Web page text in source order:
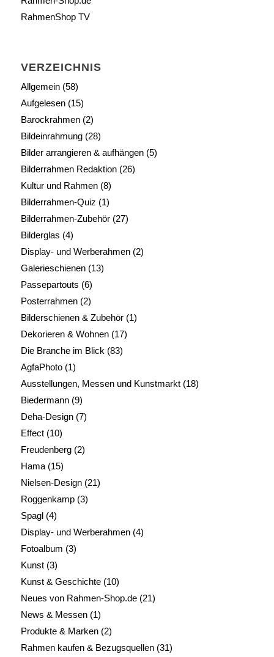
RahmenShop TV
VERZEICHNIS
Allgemein(58)
Aufgelesen(15)
Barockrahmen(2)
Bildeinrahmung(28)
Bilder arrangieren & aufhängen(5)
Bilderrahmen Redaktion(26)
Kultur und Rahmen(8)
Bilderrahmen-Quiz (1)
Bilderrahmen-Zubehör(27)
Bilderglas (4)
Display- und Werberahmen(2)
Galerieschienen(13)
Passepartouts (6)
Posterrahmen(2)
Bilderschienen & Zubehör(1)
Dekorieren & Wohnen(17)
Die Branche im Blick (83)
AgfaPhoto(1)
Ausstellungen, Messen und Kunstmarkt(18)
Biedermann(9)
Deha-Design(7)
Effect(10)
Freudenberg(2)
Hama(15)
Nielsen-Design(21)
Roggenkamp(3)
Spagl(4)
Display- und Werberahmen(4)
Fotoalbum (3)
Kunst(3)
Kunst & Geschichte(10)
Neues von Rahmen-Shop.de(21)
News & Messen(1)
Produkte & Marken(2)
Rahmen kaufen & Bezugsquellen(31)